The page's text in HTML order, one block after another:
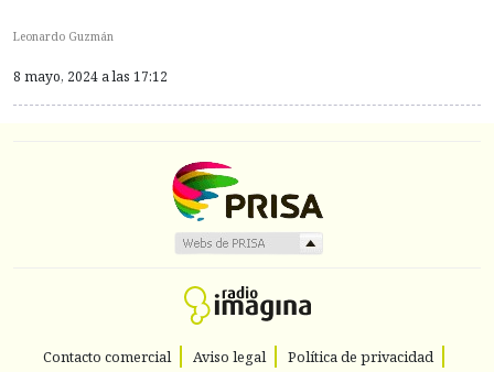
Leonardo Guzmán
8 mayo, 2024 a las 17:12
Contacto comercial Aviso legal Política de privacidad